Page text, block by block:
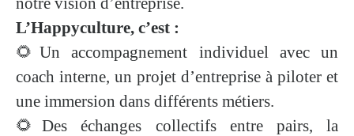
L’Happyculture, c’est :
🌻Un accompagnement individuel avec un
coach interne, un projet d’entreprise à piloter et
une immersion dans différents métiers.
🌻Des échanges collectifs entre pairs, la